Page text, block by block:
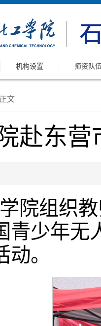
机构设置 师资队
正文
赴东营
院组织
青少年无
。